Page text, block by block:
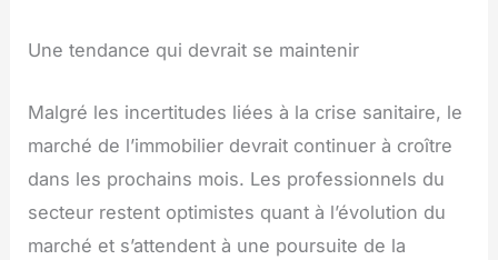
Une tendance qui devrait se maintenir
Malgré les incertitudes liées à la crise sanitaire, le
marché de l’immobilier devrait continuer à croître
dans les prochains mois. Les professionnels du
secteur restent optimistes quant à l’évolution du
marché et s’attendent à une poursuite de la